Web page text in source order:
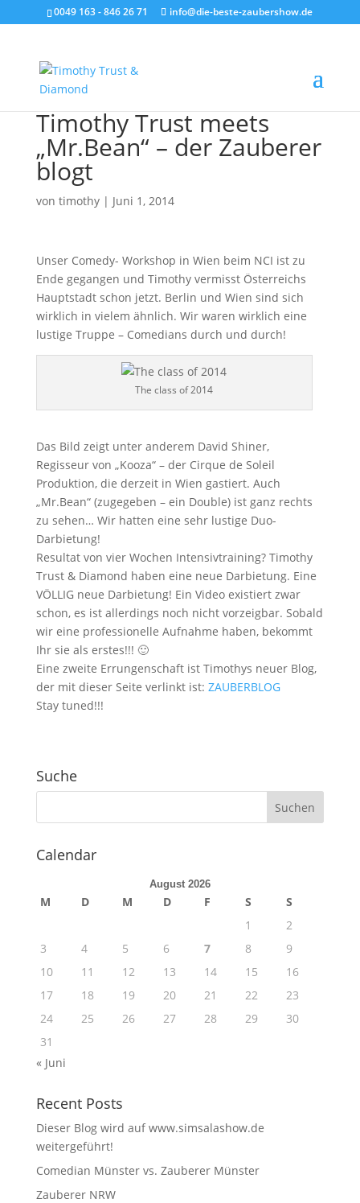
0049 163 - 846 26 71 info@die-beste-zaubershow.de
Timothy Trust meets
„Mr.Bean“ – der Zauberer
blogt
von timothy| Juni 1, 2014
Unser Comedy- Workshop in Wien beim NCI ist zu
Ende gegangen und Timothy vermisst Österreichs
Hauptstadt schon jetzt. Berlin und Wien sind sich
wirklich in vielem ähnlich. Wir waren wirklich eine
lustige Truppe – Comedians durch und durch!
The class of 2014
Das Bild zeigt unter anderem David Shiner,
Regisseur von „Kooza“ – der Cirque de Soleil
Produktion, die derzeit in Wien gastiert. Auch
„Mr.Bean“ (zugegeben – ein Double) ist ganz rechts
zu sehen… Wir hatten eine sehr lustige Duo-
Darbietung!
Resultat von vier Wochen Intensivtraining? Timothy
Trust & Diamond haben eine neue Darbietung. Eine
VÖLLIG neue Darbietung! Ein Video existiert zwar
schon, es ist allerdings noch nicht vorzeigbar. Sobald
wir eine professionelle Aufnahme haben, bekommt
Ihr sie als erstes!!! 🙂
Eine zweite Errungenschaft ist Timothys neuer Blog,
der mit dieser Seite verlinkt ist: ZAUBERBLOG
Stay tuned!!!
Suche
Calendar
August 2026
M D M D F S
S
1
2
3
4 5 6 7 8
9
10
11 12 13 14 15
16
17
18 19 20 21 22
23
24
25 26 27 28 29
30
31
« Juni
Recent Posts
Dieser Blog wird auf www.simsalashow.de
weitergeführt!
Comedian Münster vs. Zauberer Münster
Zauberer NRW